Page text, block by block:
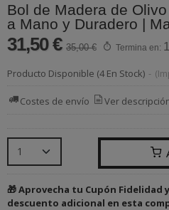
Bol de Madera de
a Mano y Duradero |
31,50 € 35,00 € Termina en: 1
Producto Disponible (4 En Stock) -
Costes de envío Ver
🎁 Aprovecha tu Cupón Fidelidad
descuento adicional en esta